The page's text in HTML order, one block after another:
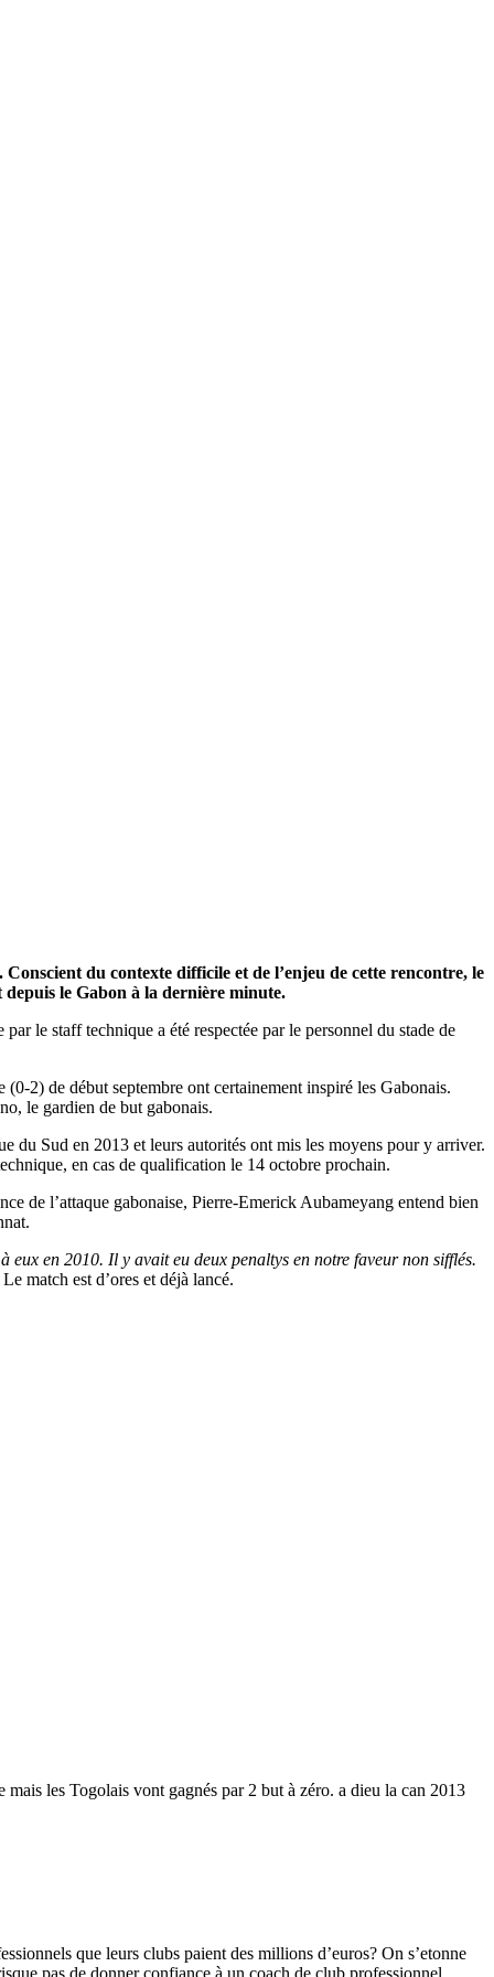
du contexte difficile et de l’enjeu de cette rencontre, le
le Gabon à la dernière minute.
le staff technique a été respectée par le personnel du stade de
2) de début septembre ont certainement inspiré les Gabonais.
le gardien de but gabonais.
Sud en 2013 et leurs autorités ont mis les moyens pour y arriver.
en cas de qualification le 14 octobre prochain.
de l’attaque gabonaise, Pierre-Emerick Aubameyang entend bien
en 2010. Il y avait eu deux penaltys en notre faveur non sifflés.
match est d’ores et déjà lancé.
les Togolais vont gagnés par 2 but à zéro. a dieu la can 2013
que leurs clubs paient des millions d’euros? On s’etonne